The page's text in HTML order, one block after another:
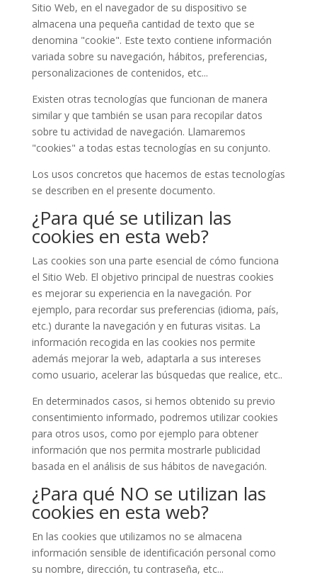
Sitio Web, en el navegador de su dispositivo se
almacena una pequeña cantidad de texto que se
denomina "cookie". Este texto contiene información
variada sobre su navegación, hábitos, preferencias,
personalizaciones de contenidos, etc...
Existen otras tecnologías que funcionan de manera
similar y que también se usan para recopilar datos
sobre tu actividad de navegación. Llamaremos
"cookies" a todas estas tecnologías en su conjunto.
Los usos concretos que hacemos de estas tecnologías
se describen en el presente documento.
¿Para qué se utilizan las
cookies en esta web?
Las cookies son una parte esencial de cómo funciona
el Sitio Web. El objetivo principal de nuestras cookies
es mejorar su experiencia en la navegación. Por
ejemplo, para recordar sus preferencias (idioma, país,
etc.) durante la navegación y en futuras visitas. La
información recogida en las cookies nos permite
además mejorar la web, adaptarla a sus intereses
como usuario, acelerar las búsquedas que realice, etc..
En determinados casos, si hemos obtenido su previo
consentimiento informado, podremos utilizar cookies
para otros usos, como por ejemplo para obtener
información que nos permita mostrarle publicidad
basada en el análisis de sus hábitos de navegación.
¿Para qué NO se utilizan las
cookies en esta web?
En las cookies que utilizamos no se almacena
información sensible de identificación personal como
su nombre, dirección, tu contraseña, etc...